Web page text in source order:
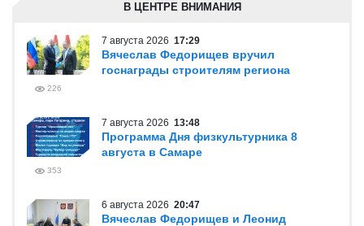
В ЦЕНТРЕ ВНИМАНИЯ
7 августа 2026 17:29
Вячеслав Федорищев вручил
госнаграды строителям региона
226
7 августа 2026 13:48
Программа Дня физкультурника 8
августа в Самаре
353
6 августа 2026 20:47
Вячеслав Федорищев и Леонид